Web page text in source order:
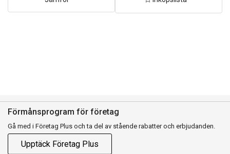
Förmånsprogram för företag
Gå med i Företag Plus och ta del av stående rabatter och erbjudanden.
Upptäck Företag Plus